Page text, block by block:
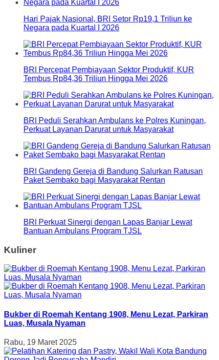
Hari Pajak Nasional, BRI Setor Rp19,1 Triliun ke
Negara pada Kuartal I 2026
BRI Percepat Pembiayaan Sektor Produktif, KUR
Tembus Rp84,36 Triliun Hingga Mei 2026
BRI Peduli Serahkan Ambulans ke Polres Kuningan,
Perkuat Layanan Darurat untuk Masyarakat
BRI Gandeng Gereja di Bandung Salurkan Ratusan
Paket Sembako bagi Masyarakat Rentan
BRI Perkuat Sinergi dengan Lapas Banjar Lewat
Bantuan Ambulans Program TJSL
Kuliner
Bukber di Roemah Kentang 1908, Menu Lezat, Parkiran
Luas, Musala Nyaman
Rabu, 19 Maret 2025